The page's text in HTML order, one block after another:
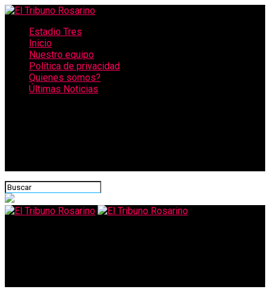
Estadio Tres
Inicio
Nuestro equipo
Política de privacidad
Quienes somos?
Últimas Noticias